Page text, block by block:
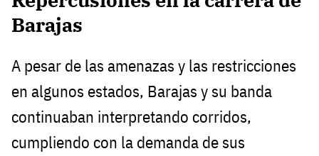
Barajas
A pesar de las amenazas y las restricciones
en algunos estados, Barajas y su banda
continuaban interpretando corridos,
cumpliendo con la demanda de sus